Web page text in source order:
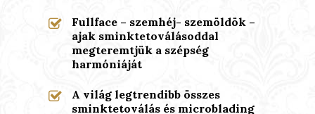
Fullface – szemhéj- szemöldök –
ajak sminktetoválásoddal
megteremtjük a szépség
harmóniáját
A világ legtrendibb összes
sminktetoválás és microblading